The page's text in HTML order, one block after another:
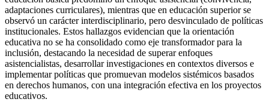
adaptaciones curriculares), mientras que en educación superior se
observó un carácter interdisciplinario, pero desvinculado de políticas
institucionales. Estos hallazgos evidencian que la orientación
educativa no se ha consolidado como eje transformador para la
inclusión, destacando la necesidad de superar enfoques
asistencialistas, desarrollar investigaciones en contextos diversos e
implementar políticas que promuevan modelos sistémicos basados
en derechos humanos, con una integración efectiva en los proyectos
educativos.